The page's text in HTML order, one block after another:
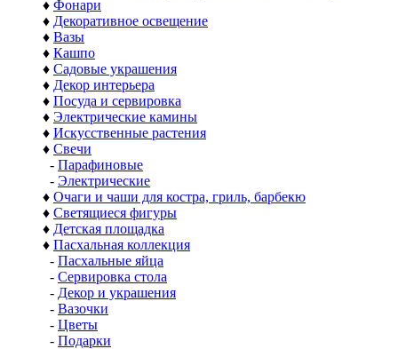
♦ Фонари
♦ Декоративное освещение
♦ Вазы
♦ Кашпо
♦ Садовые украшения
♦ Декор интерьера
♦ Посуда и сервировка
♦ Электрические камины
♦ Искусственные растения
♦ Свечи
- Парафиновые
- Электрические
♦ Очаги и чаши для костра, гриль, барбекю
♦ Светящиеся фигуры
♦ Детская площадка
♦ Пасхальная коллекция
- Пасхальные яйца
- Сервировка стола
- Декор и украшения
- Вазочки
- Цветы
- Подарки